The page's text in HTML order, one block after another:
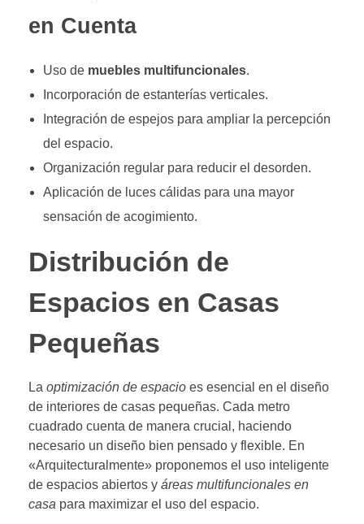
en Cuenta
Uso de muebles multifuncionales.
Incorporación de estanterías verticales.
Integración de espejos para ampliar la percepción
del espacio.
Organización regular para reducir el desorden.
Aplicación de luces cálidas para una mayor
sensación de acogimiento.
Distribución de
Espacios en Casas
Pequeñas
La optimización de espacio es esencial en el diseño
de interiores de casas pequeñas. Cada metro
cuadrado cuenta de manera crucial, haciendo
necesario un diseño bien pensado y flexible. En
«Arquitecturalmente» proponemos el uso inteligente
de espacios abiertos y áreas multifuncionales en
casa para maximizar el uso del espacio.